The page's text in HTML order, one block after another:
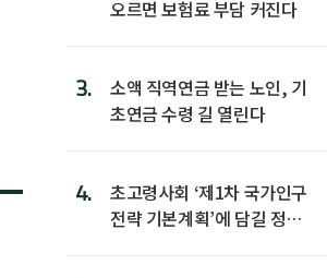
오르면 보험료 부담 커진다
3.
소액 직역연금 받는 노인, 기
초연금 수령 길 열린다
4.
초고령사회 ‘제1차 국가인구
전략 기본계획’에 담길 정책